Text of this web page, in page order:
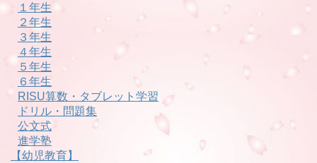
１年生
２年生
３年生
４年生
５年生
６年生
RISU算数・タブレット学習
ドリル・問題集
公文式
進学塾
【幼児教育】